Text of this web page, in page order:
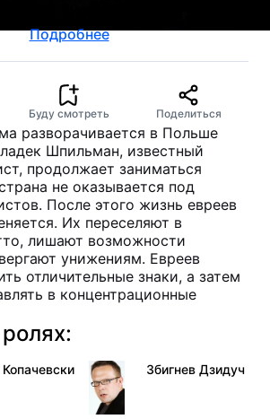
Подробнее
Буду смотреть Поделиться
разворачивается в Польше
Шпильман, известный
продолжает заниматься
не оказывается под
После этого жизнь евреев
Их переселяют в
лишают возможности
унижениям. Евреев
отличительные знаки, а затем
в концентрационные
Збигнев Дзидуч